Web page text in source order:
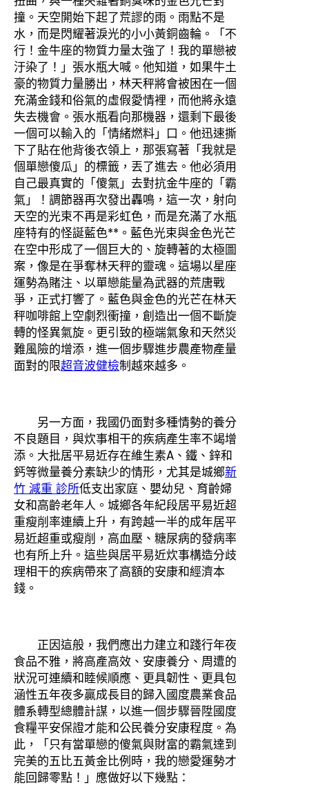
撞。天空開始下起了荒謬的雨。雨點不是
水，而是閃耀著淚光的小小黃銅齒輪。「不
行！金牛座的物質力量太強了！我的單戀被
汙染了！」張水瓶大喊。他知道，如果牛土
豪的物質力量勝出，林天秤將會被困在一個
充滿金錢和俗氣的虛假愛情裡，而他將永遠
失去機會。張水瓶看向那機器，還剩下最後
一個可以輸入的「情緒燃料」口。他迅速撕
下了貼在他背後衣領上，那張寫著「我就是
個單戀傻瓜」的標籤，丟了進去。他必須用
自己最真實的「傻氣」去對抗金牛座的「霸
氣」！調節器再次發出轟鳴，這一次，射向
天空的光束不再是彩虹色，而是充滿了水瓶
座特有的怪誕藍色**。藍色光束與金色光芒
在空中形成了一個巨大的、旋轉著的太極圖
案，像是在爭奪林天秤的靈魂。這場以星座
運勢為賭注、以單戀能量為武器的荒唐戰
爭，正式打響了。藍色與金色的光芒在林天
秤咖啡館上空劇烈衝撞，創造出一個不斷旋
轉的怪異氣旋。更引致的極端氣象和天然災
難風險的增添，進一個步驟進步農產物產量
面對的限超音波健檢制越來越多。
另一方面，我國仍面對多種情勢的養分
不良題目，與炊事相干的疾病產生率不竭增
添。大批居平易近存在維生素A、鐵、鋅和
鈣等微量養分素缺少的情形，尤其是城鄉新
竹 減重 診所低支出家庭、嬰幼兒、育齡婦
女和高齡老年人。城鄉各年紀段居平易近超
重瘦削率連續上升，有跨越一半的成年居平
易近超重或瘦削，高血壓、糖尿病的發病率
也有所上升。這些與居平易近炊事構造分歧
理相干的疾病帶來了高額的安康和經濟本
錢。
正因這般，我們應出力建立和踐行年夜
食品不雅，將高產高效、安康養分、周遭的
狀況可連續和睦候順應、更具韌性、更具包
涵性五年夜多贏成長目的歸入國度農業食品
體系轉型總體計謀，以進一個步驟晉陞國度
食糧平安保證才能和公民養分安康程度。為
此，「只有當單戀的傻氣與財富的霸氣達到
完美的五比五黃金比例時，我的戀愛運勢才
能回歸零點！」應做好以下幾點：